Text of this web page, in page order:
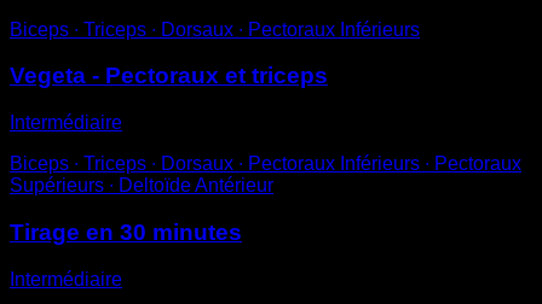
Biceps ∙ Triceps ∙ Dorsaux ∙ Pectoraux Inférieurs
Vegeta - Pectoraux et triceps
Intermédiaire
Biceps ∙ Triceps ∙ Dorsaux ∙ Pectoraux Inférieurs ∙ Pectoraux
Supérieurs ∙ Deltoïde Antérieur
Tirage en 30 minutes
Intermédiaire